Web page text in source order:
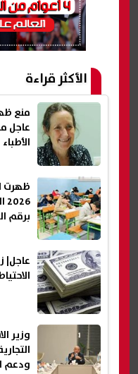
الأكثر قراءة
منع
عاجل
الأطباء
ظهرت
برقم
وزير
ودعم